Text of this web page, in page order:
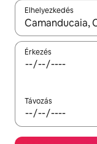
Elhelyezkedés
Az eredmények
Érkezés
Távozás